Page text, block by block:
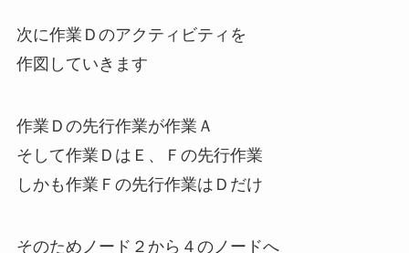
次に作業Ｄのアクティビティを
作図していきます
作業Ｄの先行作業が作業Ａ
そして作業ＤはＥ、Ｆの先行作業
しかも作業Ｆの先行作業はＤだけ
そのためノード２から４のノードへ